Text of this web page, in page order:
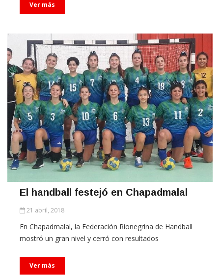
Ver más
El handball festejó en Chapadmalal
21 abril, 2018
En Chapadmalal, la Federación Rionegrina de Handball
mostró un gran nivel y cerró con resultados
Ver más